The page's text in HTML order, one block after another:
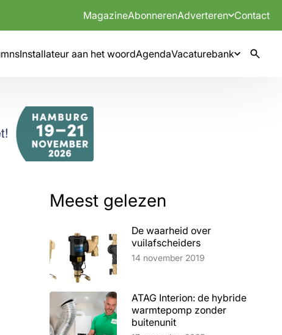
MagazineAbonnerenAdverteren Contact
Installateur aan het woordAgendaVacaturebank
Meest gelezen
De waarheid over
vuilafscheiders
Lees artikel
14 november 2019
ATAG Interion: de hybride
warmtepomp zonder
buitenunit
Lees artikel